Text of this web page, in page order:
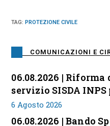
TAG:PROTEZIONE CIVILE
COMUNICAZIONI E
06.08.2026 |
servizio SISDA
6 Agosto 2026
06.08.2026 | Bando